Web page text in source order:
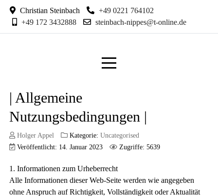
Christian Steinbach
+49 0221 764102
+49 172 3432888
steinbach-nippes@t-online.de
| Allgemeine
Nutzungsbedingungen |
Holger Appel Kategorie:Uncategorised
Veröffentlicht: 14. Januar 2023
Zugriffe: 5639
1. Informationen zum Urheberrecht
Alle Informationen dieser Web-Seite werden wie angegeben
ohne Anspruch auf Richtigkeit, Vollständigkeit oder Aktualität